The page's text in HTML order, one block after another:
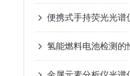
氢能燃料电池检测的